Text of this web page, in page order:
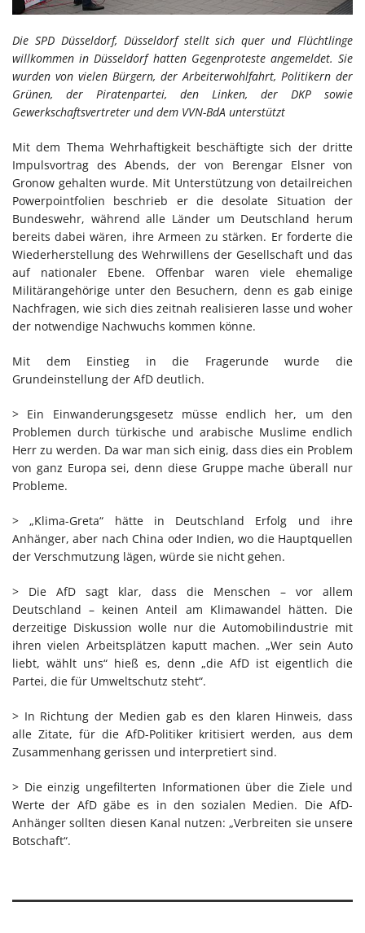
Die SPD Düsseldorf, Düsseldorf stellt sich quer und Flüchtlinge
willkommen in Düsseldorf hatten Gegenproteste angemeldet. Sie
wurden von vielen Bürgern, der Arbeiterwohlfahrt, Politikern der
Grünen, der Piratenpartei, den Linken, der DKP sowie
Gewerkschaftsvertreter und dem VVN-BdA unterstützt
Mit dem Thema Wehrhaftigkeit beschäftigte sich der dritte
Impulsvortrag des Abends, der von Berengar Elsner von
Gronow gehalten wurde. Mit Unterstützung von detailreichen
Powerpointfolien beschrieb er die desolate Situation der
Bundeswehr, während alle Länder um Deutschland herum
bereits dabei wären, ihre Armeen zu stärken. Er forderte die
Wiederherstellung des Wehrwillens der Gesellschaft und das
auf nationaler Ebene. Offenbar waren viele ehemalige
Militärangehörige unter den Besuchern, denn es gab einige
Nachfragen, wie sich dies zeitnah realisieren lasse und woher
der notwendige Nachwuchs kommen könne.
Mit dem Einstieg in die Fragerunde wurde die
Grundeinstellung der AfD deutlich.
> Ein Einwanderungsgesetz müsse endlich her, um den
Problemen durch türkische und arabische Muslime endlich
Herr zu werden. Da war man sich einig, dass dies ein Problem
von ganz Europa sei, denn diese Gruppe mache überall nur
Probleme.
> „Klima-Greta“ hätte in Deutschland Erfolg und ihre
Anhänger, aber nach China oder Indien, wo die Hauptquellen
der Verschmutzung lägen, würde sie nicht gehen.
> Die AfD sagt klar, dass die Menschen – vor allem
Deutschland – keinen Anteil am Klimawandel hätten. Die
derzeitige Diskussion wolle nur die Automobilindustrie mit
ihren vielen Arbeitsplätzen kaputt machen. „Wer sein Auto
liebt, wählt uns“ hieß es, denn „die AfD ist eigentlich die
Partei, die für Umweltschutz steht“.
> In Richtung der Medien gab es den klaren Hinweis, dass
alle Zitate, für die AfD-Politiker kritisiert werden, aus dem
Zusammenhang gerissen und interpretiert sind.
> Die einzig ungefilterten Informationen über die Ziele und
Werte der AfD gäbe es in den sozialen Medien. Die AfD-
Anhänger sollten diesen Kanal nutzen: „Verbreiten sie unsere
Botschaft“.